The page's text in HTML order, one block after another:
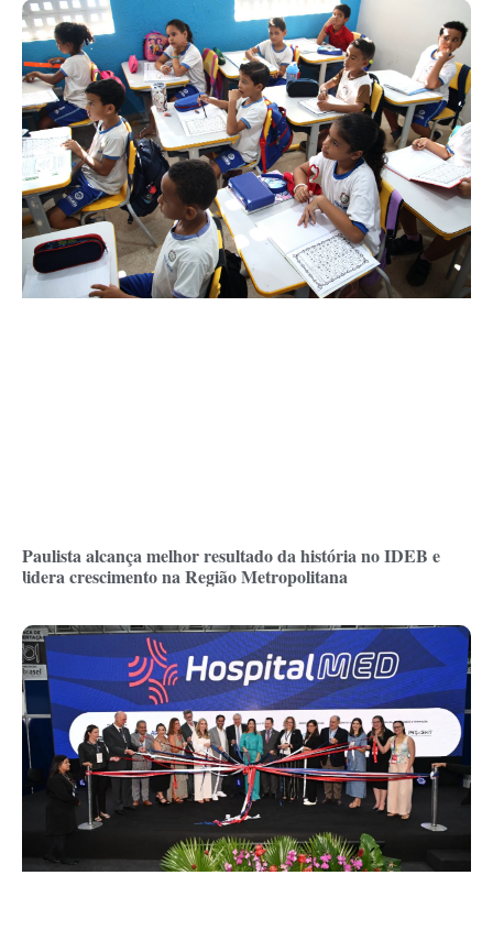
Paulista alcança melhor resultado da história no IDEB e
lidera crescimento na Região Metropolitana